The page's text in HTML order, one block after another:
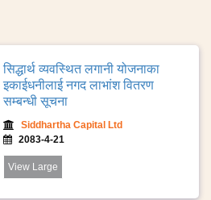
सिद्धार्थ व्यवस्थित लगानी योजनाका
इकाईधनीलाई नगद लाभांश वितरण
सम्बन्धी सूचना
Siddhartha Capital Ltd
2083-4-21
View Large